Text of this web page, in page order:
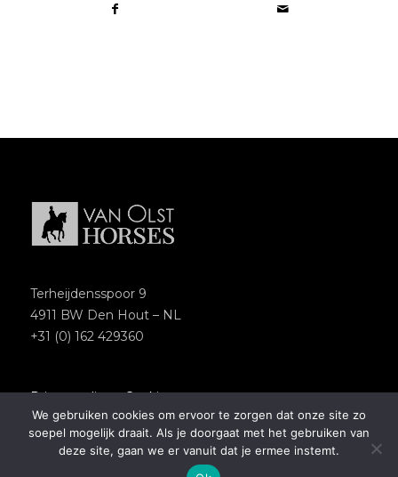
Terheijdensspoor 9
4911 BW Den Hout – NL
+31 (0) 162 429360
Privacypolicy–Cookies
Copyright 2018 – Van Olst Horses
Website byNewmore
We gebruiken cookies om ervoor te zorgen dat onze site zo
soepel mogelijk draait. Als je doorgaat met het gebruiken van
deze site, gaan we er vanuit dat je ermee instemt.